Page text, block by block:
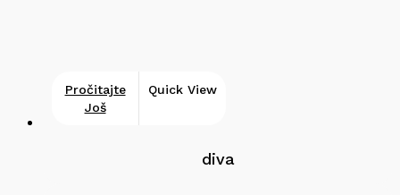
Pročitajte
Još
Quick View
diva